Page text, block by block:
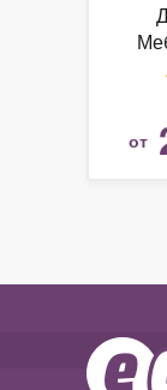
от